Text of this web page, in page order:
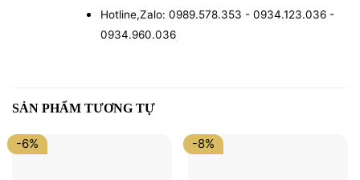
Hotline,Zalo: 0989.578.353 - 0934.123.036 -
0934.960.036
SẢN PHẨM TƯƠNG TỰ
-6% -8%